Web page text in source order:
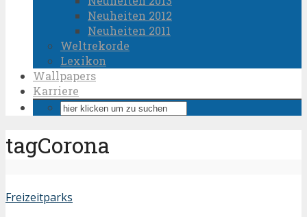
Neuheiten 2012
Neuheiten 2011
Weltrekorde
Lexikon
Wallpapers
Karriere
tagCorona
Freizeitparks